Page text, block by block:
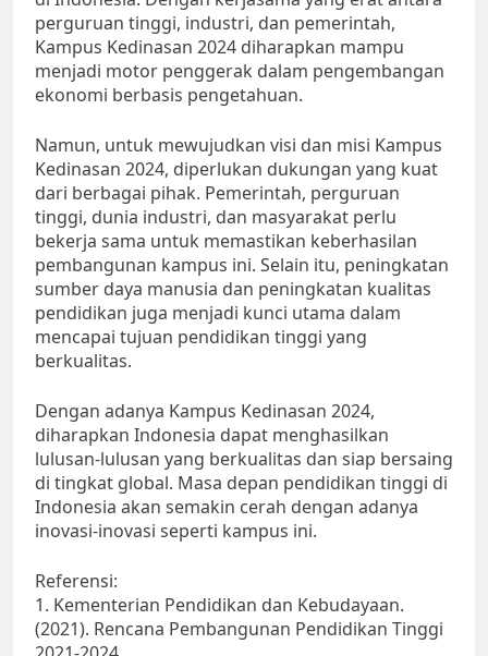
perguruan tinggi, industri, dan pemerintah,
Kampus Kedinasan 2024 diharapkan mampu
menjadi motor penggerak dalam pengembangan
ekonomi berbasis pengetahuan.
Namun, untuk mewujudkan visi dan misi Kampus
Kedinasan 2024, diperlukan dukungan yang kuat
dari berbagai pihak. Pemerintah, perguruan
tinggi, dunia industri, dan masyarakat perlu
bekerja sama untuk memastikan keberhasilan
pembangunan kampus ini. Selain itu, peningkatan
sumber daya manusia dan peningkatan kualitas
pendidikan juga menjadi kunci utama dalam
mencapai tujuan pendidikan tinggi yang
berkualitas.
Dengan adanya Kampus Kedinasan 2024,
diharapkan Indonesia dapat menghasilkan
lulusan-lulusan yang berkualitas dan siap bersaing
di tingkat global. Masa depan pendidikan tinggi di
Indonesia akan semakin cerah dengan adanya
inovasi-inovasi seperti kampus ini.
Referensi:
1. Kementerian Pendidikan dan Kebudayaan.
(2021). Rencana Pembangunan Pendidikan Tinggi